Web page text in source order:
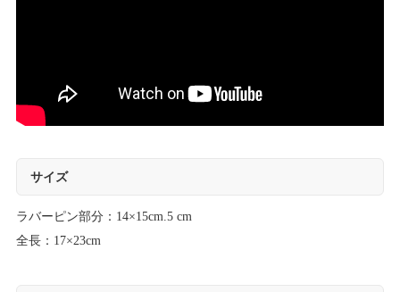
サイズ
ラバーピン部分：14×15cm.5 cm
全長：17×23cm